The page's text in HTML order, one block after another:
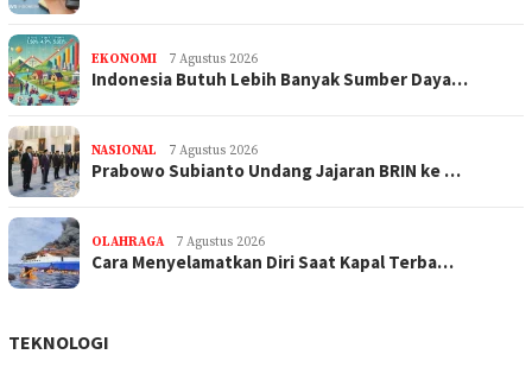
EKONOMI 7 Agustus 2026
Indonesia Butuh Lebih Banyak Sumber Daya…
NASIONAL 7 Agustus 2026
Prabowo Subianto Undang Jajaran BRIN ke …
OLAHRAGA 7 Agustus 2026
Cara Menyelamatkan Diri Saat Kapal Terba…
TEKNOLOGI